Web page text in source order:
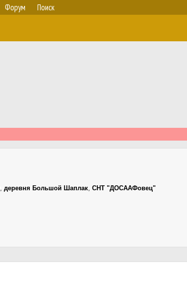
Форум Поиск
, деревня Большой Шаплак, СНТ "ДОСААФовец"